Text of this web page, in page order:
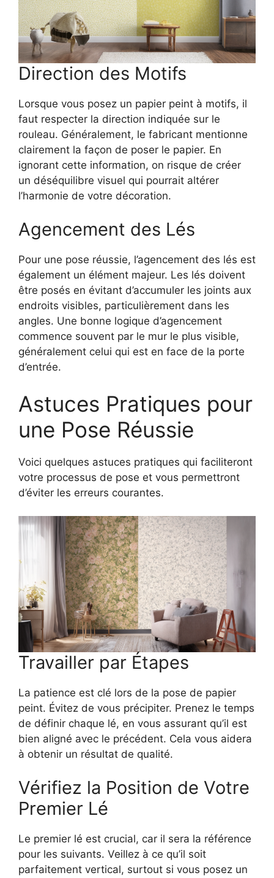
Direction des Motifs
Lorsque vous posez un papier peint à motifs, il
faut respecter la direction indiquée sur le
rouleau. Généralement, le fabricant mentionne
clairement la façon de poser le papier. En
ignorant cette information, on risque de créer
un déséquilibre visuel qui pourrait altérer
l’harmonie de votre décoration.
Agencement des Lés
Pour une pose réussie, l’agencement des lés est
également un élément majeur. Les lés doivent
être posés en évitant d’accumuler les joints aux
endroits visibles, particulièrement dans les
angles. Une bonne logique d’agencement
commence souvent par le mur le plus visible,
généralement celui qui est en face de la porte
d’entrée.
Astuces Pratiques pour
une Pose Réussie
Voici quelques astuces pratiques qui faciliteront
votre processus de pose et vous permettront
d’éviter les erreurs courantes.
Travailler par Étapes
La patience est clé lors de la pose de papier
peint. Évitez de vous précipiter. Prenez le temps
de définir chaque lé, en vous assurant qu’il est
bien aligné avec le précédent. Cela vous aidera
à obtenir un résultat de qualité.
Vérifiez la Position de Votre
Premier Lé
Le premier lé est crucial, car il sera la référence
pour les suivants. Veillez à ce qu’il soit
parfaitement vertical, surtout si vous posez un